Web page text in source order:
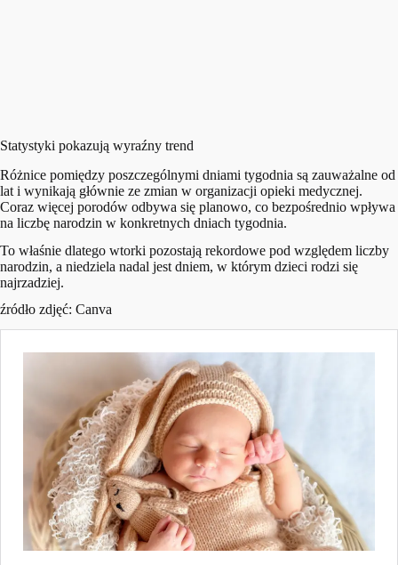
Statystyki pokazują wyraźny trend
Różnice pomiędzy poszczególnymi dniami tygodnia są zauważalne od
lat i wynikają głównie ze zmian w organizacji opieki medycznej.
Coraz więcej porodów odbywa się planowo, co bezpośrednio wpływa
na liczbę narodzin w konkretnych dniach tygodnia.
To właśnie dlatego wtorki pozostają rekordowe pod względem liczby
narodzin, a niedziela nadal jest dniem, w którym dzieci rodzi się
najrzadziej.
źródło zdjęć: Canva